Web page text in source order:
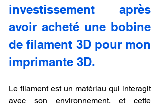
investissement après
avoir acheté une bobine
de filament 3D pour mon
imprimante 3D.
Le filament est un matériau qui interagit
avec son environnement, et cette